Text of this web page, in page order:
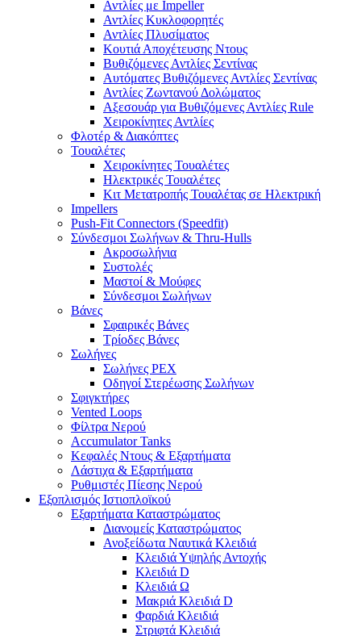
Αντλίες με Impeller
Αντλίες Κυκλοφορητές
Αντλίες Πλυσίματος
Κουτιά Αποχέτευσης Ντους
Βυθιζόμενες Αντλίες Σεντίνας
Αυτόματες Βυθιζόμενες Αντλίες Σεντίνας
Αντλίες Ζωντανού Δολώματος
Αξεσουάρ για Βυθιζόμενες Αντλίες Rule
Χειροκίνητες Αντλίες
Φλοτέρ & Διακόπτες
Τουαλέτες
Χειροκίνητες Τουαλέτες
Ηλεκτρικές Τουαλέτες
Κιτ Μετατροπής Τουαλέτας σε Ηλεκτρική
Impellers
Push-Fit Connectors (Speedfit)
Σύνδεσμοι Σωλήνων & Thru-Hulls
Ακροσωλήνια
Συστολές
Μαστοί & Μούφες
Σύνδεσμοι Σωλήνων
Βάνες
Σφαιρικές Βάνες
Τρίοδες Βάνες
Σωλήνες
Σωλήνες PEX
Οδηγοί Στερέωσης Σωλήνων
Σφιγκτήρες
Vented Loops
Φίλτρα Νερού
Accumulator Tanks
Κεφαλές Ντους & Εξαρτήματα
Λάστιχα & Εξαρτήματα
Ρυθμιστές Πίεσης Νερού
Εξοπλισμός Ιστιοπλοϊκού
Εξαρτήματα Καταστρώματος
Διανομείς Καταστρώματος
Ανοξείδωτα Ναυτικά Κλειδιά
Κλειδιά Υψηλής Αντοχής
Κλειδιά D
Κλειδιά Ω
Μακριά Κλειδιά D
Φαρδιά Κλειδιά
Στριφτά Κλειδιά